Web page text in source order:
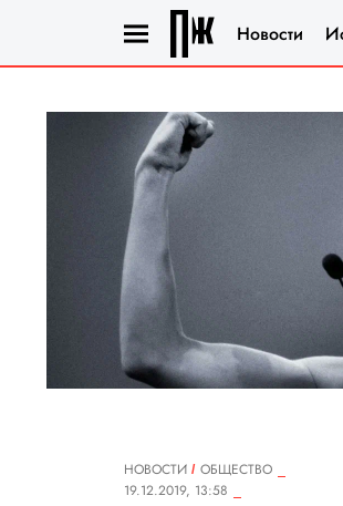
Новости
НОВОСТИ
ОБЩЕСТВО
19.12.2019, 13:58